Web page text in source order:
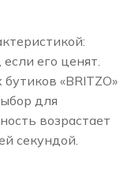
его ценят.
«BRITZO»
для
возрастает
секундой.